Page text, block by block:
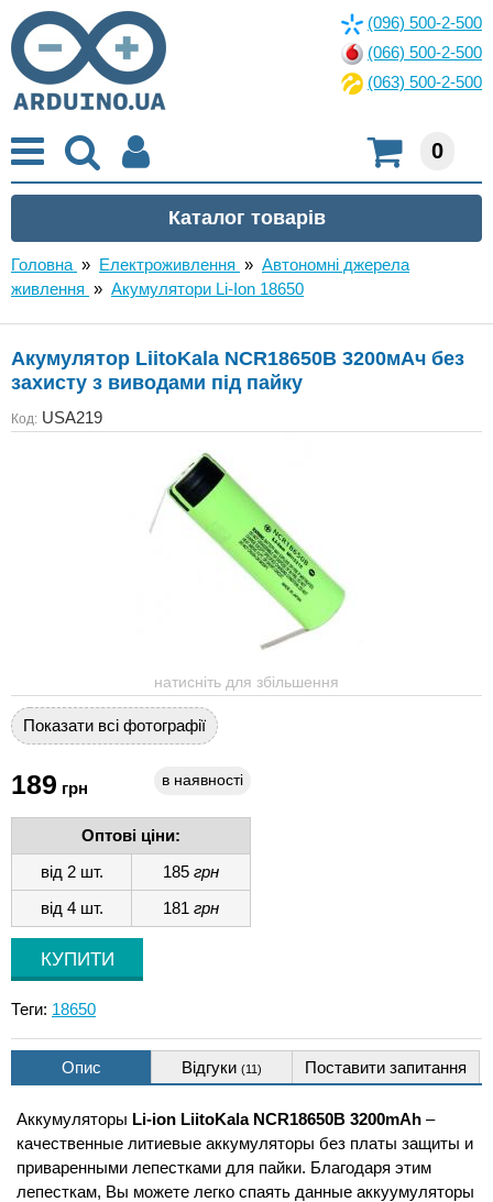
(096) 500-2-500
(066) 500-2-500
(063) 500-2-500
0
Головна » Електроживлення » Автономні джерела
живлення » Акумулятори Li-Ion 18650
Акумулятор LiitoKala NCR18650B 3200мАч без
захисту з виводами під пайку
Код: USA219
натисніть для збільшення
Показати всі фотографії
189 грн в наявності
Оптові ціни:
від 2 шт.
185 грн
від 4 шт.
181 грн
Теги: 18650
Опис Відгуки(11) Поставити запитання
Аккумуляторы Li-ion LiitoKala NCR18650B 3200mAh –
качественные литиевые аккумуляторы без платы защиты и
приваренными лепестками для пайки. Благодаря этим
лепесткам, Вы можете легко спаять данные аккуумуляторы